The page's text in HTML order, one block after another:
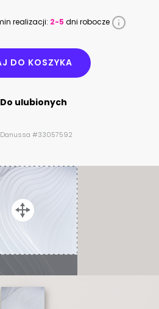
realizacji: 2-5 dni robocze
DO KOSZYKA
Do ulubionych
#33057592